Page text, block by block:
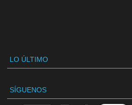
LO ÚLTIMO
SÍGUENOS